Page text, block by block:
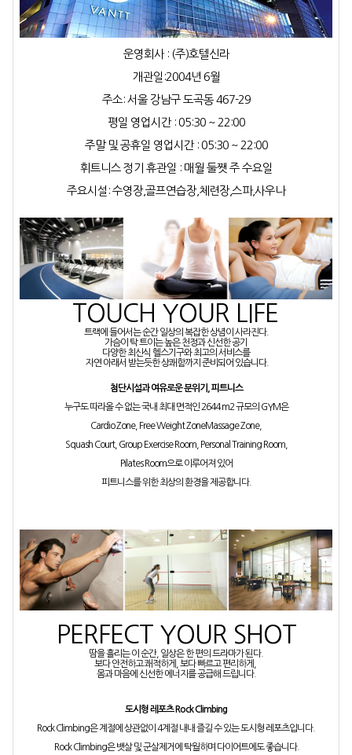
운영회사 : (주)호텔신라
개관일:2004년 6월
주소: 서울 강남구 도곡동 467-29
평일 영업시간 : 05:30 ~ 22:00
주말 및 공휴일 영업시간 : 05:30 ~ 22:00
휘트니스 정기 휴관일 : 매월 둘쨋 주 수요일
주요시설: 수영장,골프연습장,체련장,스파,사우나
TOUCH YOUR LIFE
트랙에 들어서는 순간 일상의 복잡한 상념이 사라진다.
가슴이 탁 트이는 높은 천정과 신선한 공기
다양한 최신식 헬스기구와 최고의 서비스를
자연 아래서 받는듯한 상쾌함까지 준비되어 있습니다.
첨단시설과 여유로운 분위기, 피트니스
누구도 따라올 수 없는 국내 최대 면적인 2644 m2 규모의 GYM은
Cardio Zone, Free Weight ZoneMassage Zone,
Squash Court, Group Exercise Room, Personal Training Room,
Pilates Room으로 이루어져 있어
피트니스를 위한 최상의 환경을 제공합니다.
PERFECT YOUR SHOT
땀을 흘리는 이 순간, 일상은 한 편의 드라마가 된다.
보다 안전하고 쾌적하게, 보다 빠르고 편리하게,
몸과 마음에 신선한 에너지를 공급해 드립니다.
도시형 레포츠 Rock Climbing
Rock Climbing은 계절에 상관없이 4계절 내내 즐길 수 있는 도시형 레포츠입니다.
Rock Climbing은 뱃살 및 군살제거에 탁월하며 다이어트에도 좋습니다.